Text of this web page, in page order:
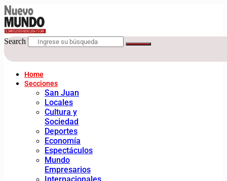
Search
Home
Secciones
San Juan
Locales
Cultura y
Sociedad
Deportes
Economía
Espectáculos
Mundo
Empresarios